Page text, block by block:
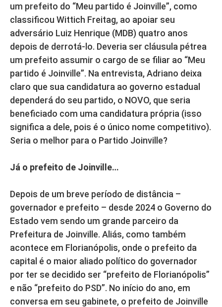
um prefeito do “Meu partido é Joinville”, como
classificou Wittich Freitag, ao apoiar seu
adversário Luiz Henrique (MDB) quatro anos
depois de derrotá-lo. Deveria ser cláusula pétrea
um prefeito assumir o cargo de se filiar ao “Meu
partido é Joinville”. Na entrevista, Adriano deixa
claro que sua candidatura ao governo estadual
dependerá do seu partido, o NOVO, que seria
beneficiado com uma candidatura própria (isso
significa a dele, pois é o único nome competitivo).
Seria o melhor para o Partido Joinville?
Já o prefeito de Joinville…
Depois de um breve período de distância –
governador e prefeito – desde 2024 o Governo do
Estado vem sendo um grande parceiro da
Prefeitura de Joinville. Aliás, como também
acontece em Florianópolis, onde o prefeito da
capital é o maior aliado político do governador
por ter se decidido ser “prefeito de Florianópolis”
e não “prefeito do PSD”. No início do ano, em
conversa em seu gabinete, o prefeito de Joinville